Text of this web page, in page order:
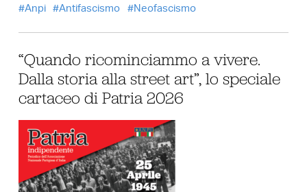
Anpi
Antifascismo Neofascismo
“Quando ricominciammo a vivere.
Dalla storia alla street art”, lo speciale
cartaceo di Patria 2026